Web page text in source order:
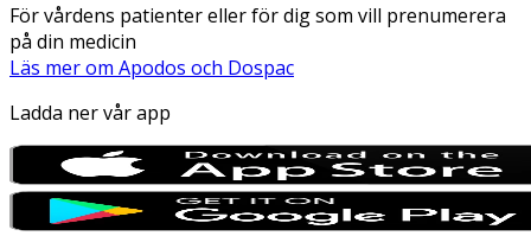
För vårdens patienter eller för dig som vill prenumerera
på din medicin
Läs mer om Apodos och Dospac
Ladda ner vår app